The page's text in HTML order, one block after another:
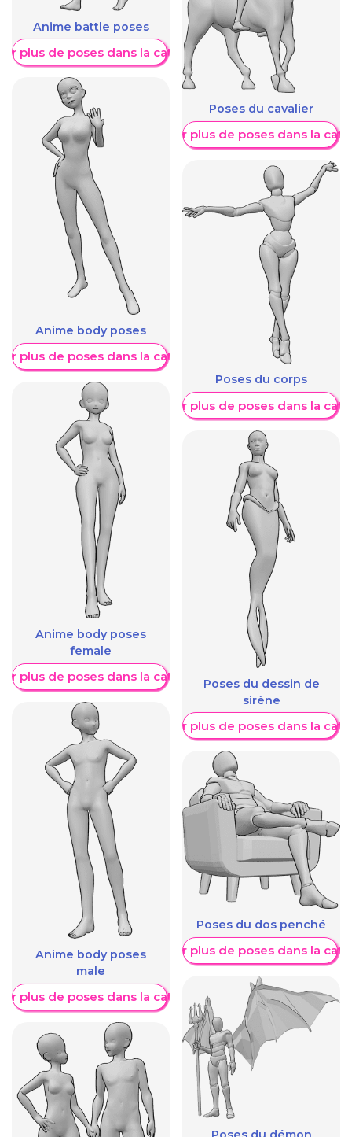
Anime battle poses
plus de poses dans la catégorie
Anime body poses
plus de poses dans la catégorie
Anime body poses
female
plus de poses dans la catégorie
Anime body poses
male
plus de poses dans la catégorie
Poses du cavalier
Afficher plus de poses dans la
Poses du corps
Afficher plus de poses dans la
Poses du dessin de
sirène
Afficher plus de poses dans la
Poses du dos penché
Afficher plus de poses dans la